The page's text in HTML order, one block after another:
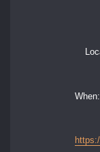
When: